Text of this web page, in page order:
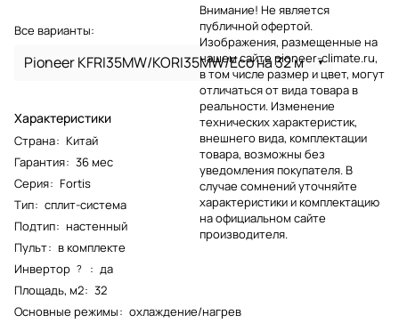
Все варианты:
Pioneer KFRI35MW/KORI35MW/Eco на 32 м
Характеристики
Страна: Китай
Гарантия: 36 мес
Серия: Fortis
Тип: сплит-система
Подтип: настенный
Пульт: в комплекте
Инвертор ? : да
Площадь, м2: 32
Основные режимы: охлаждение/нагрев
Внимание! Не является
публичной офертой.
Изображения, размещенные на
нашем сайте pioneer-climate.ru,
в том числе размер и цвет, могут
отличаться от вида товара в
реальности. Изменение
технических характеристик,
внешнего вида, комплектации
товара, возможны без
уведомления покупателя. В
случае сомнений уточняйте
характеристики и комплектацию
на официальном сайте
производителя.